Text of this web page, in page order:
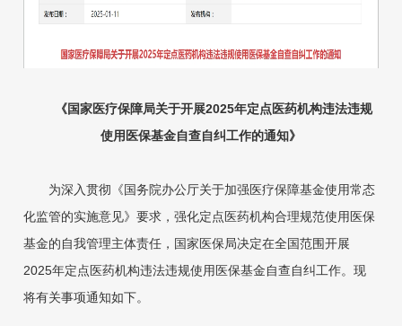
《国家医疗保障局关于开展2025年定点医药机构违法违规
使用医保基金自查自纠工作的通知》
为深入贯彻《国务院办公厅关于加强医疗保障基金使用常态
化监管的实施意见》要求，强化定点医药机构合理规范使用医保
基金的自我管理主体责任，国家医保局决定在全国范围开展
2025年定点医药机构违法违规使用医保基金自查自纠工作。现
将有关事项通知如下。